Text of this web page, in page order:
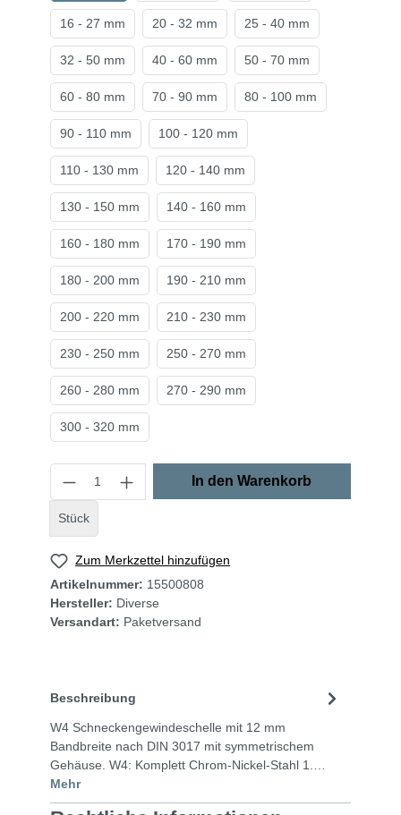
16 - 27 mm 20 - 32 mm 25 - 40 mm
32 - 50 mm 40 - 60 mm 50 - 70 mm
60 - 80 mm 70 - 90 mm 80 - 100 mm
90 - 110 mm 100 - 120 mm
110 - 130 mm 120 - 140 mm
130 - 150 mm 140 - 160 mm
160 - 180 mm 170 - 190 mm
180 - 200 mm 190 - 210 mm
200 - 220 mm 210 - 230 mm
230 - 250 mm 250 - 270 mm
260 - 280 mm 270 - 290 mm
300 - 320 mm
Stück
In den Warenkorb
Zum Merkzettel hinzufügen
Artikelnummer: 15500808
Hersteller: Diverse
Versandart: Paketversand
Beschreibung
W4 Schneckengewindeschelle mit 12 mm
Bandbreite nach DIN 3017 mit symmetrischem
Gehäuse. W4: Komplett Chrom-Nickel-Stahl 1.…
Mehr